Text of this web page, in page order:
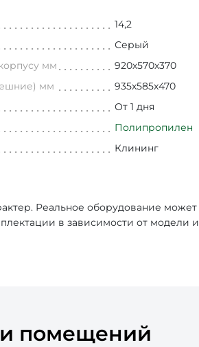
14,2
Серый
мм
920х570х370
мм
935х585х470
От 1 дня
Полипропилен
Клининг
Реальное оборудование может
в зависимости от модели и
помещений